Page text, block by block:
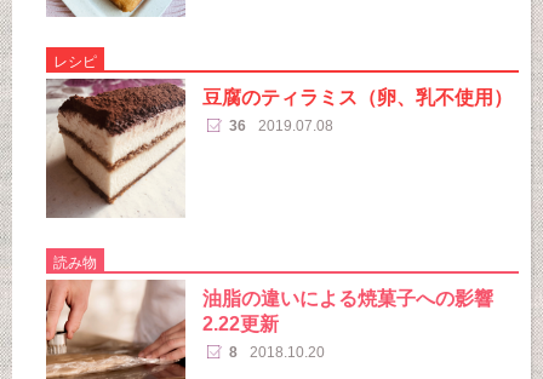
レシピ
豆腐のティラミス（卵、乳不使用）
36 2019.07.08
読み物
油脂の違いによる焼菓子への影響
2.22更新
8 2018.10.20